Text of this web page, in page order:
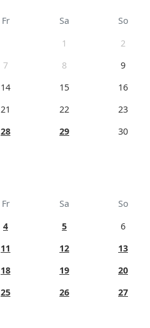
Fr Sa
So
1
2
7 8
9
14 15
16
21 22
23
28 29
30
Fr Sa
So
4 5
6
11 12
13
18 19
20
25 26
27